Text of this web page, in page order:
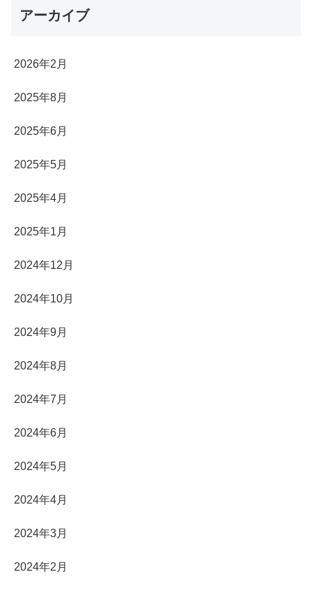
アーカイブ
2026年2月
2025年8月
2025年6月
2025年5月
2025年4月
2025年1月
2024年12月
2024年10月
2024年9月
2024年8月
2024年7月
2024年6月
2024年5月
2024年4月
2024年3月
2024年2月